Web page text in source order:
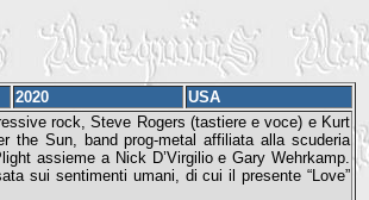
2020
USA
rock, Steve Rogers (tastiere e voce) e Kurt
the Sun, band prog-metal affiliata alla scuderia
assieme a Nick D’Virgilio e Gary Wehrkamp.
sui sentimenti umani, di cui il presente “Love”